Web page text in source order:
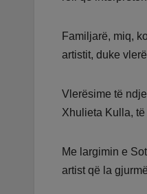
Familjarë, miq,
artistit, duke
Vlerësime të
Xhulieta Kulla,
Me largimin e
artist që la